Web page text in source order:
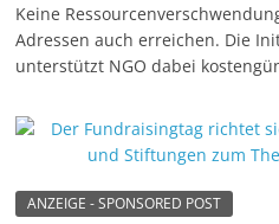
Keine
Adressen auch erreichen. Die
unterstützt NGO dabei
ANZEIGE - SPONSORED POST